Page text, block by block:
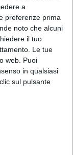
a
preferenze prima
noto che alcuni
il tuo
Le tue
web. Puoi
in qualsiasi
sul pulsante
5 MINUTI